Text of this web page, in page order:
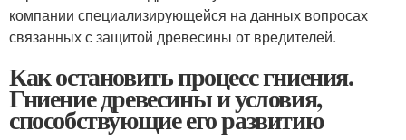
компании специализирующейся на данных вопросах
связанных с защитой древесины от вредителей.
Как остановить процесс гниения.
Гниение древесины и условия,
способствующие его развитию